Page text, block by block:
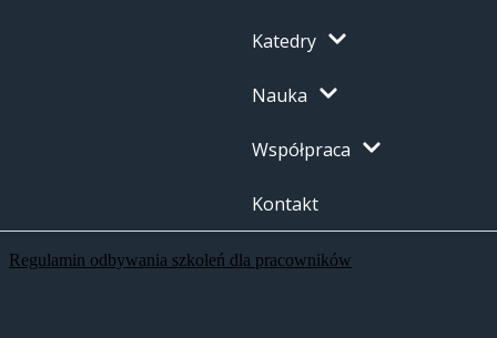
Katedry
Nauka
Współpraca
Kontakt
Regulamin odbywania szkoleń dla pracowników